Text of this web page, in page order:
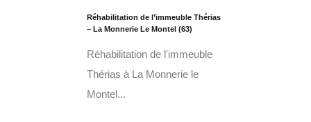
Réhabilitation de l’immeuble Thérias
– La Monnerie Le Montel (63)
Réhabilitation de l'immeuble
Thérias à La Monnerie le
Montel...